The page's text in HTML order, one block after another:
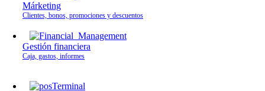
Márketing
Clientes, bonos, promociones y descuentos
Gestión financiera
Caja, gastos, informes